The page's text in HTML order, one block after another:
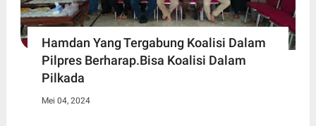
Hamdan Yang Tergabung Koalisi Dalam
Pilpres Berharap.Bisa Koalisi Dalam
Pilkada
Mei 04, 2024